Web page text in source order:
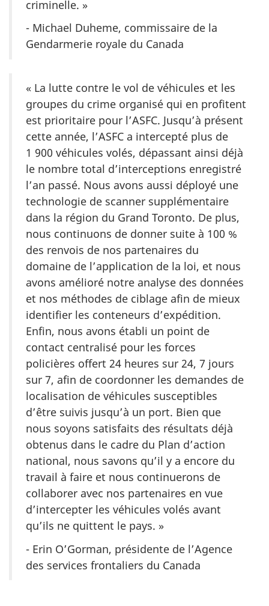
criminelle. »
- Michael Duheme, commissaire de la
Gendarmerie royale du Canada
« La lutte contre le vol de véhicules et les
groupes du crime organisé qui en profitent
est prioritaire pour l’ASFC. Jusqu’à présent
cette année, l’ASFC a intercepté plus de
1 900 véhicules volés, dépassant ainsi déjà
le nombre total d’interceptions enregistré
l’an passé. Nous avons aussi déployé une
technologie de scanner supplémentaire
dans la région du Grand Toronto. De plus,
nous continuons de donner suite à 100 %
des renvois de nos partenaires du
domaine de l’application de la loi, et nous
avons amélioré notre analyse des données
et nos méthodes de ciblage afin de mieux
identifier les conteneurs d’expédition.
Enfin, nous avons établi un point de
contact centralisé pour les forces
policières offert 24 heures sur 24, 7 jours
sur 7, afin de coordonner les demandes de
localisation de véhicules susceptibles
d’être suivis jusqu’à un port. Bien que
nous soyons satisfaits des résultats déjà
obtenus dans le cadre du Plan d’action
national, nous savons qu’il y a encore du
travail à faire et nous continuerons de
collaborer avec nos partenaires en vue
d’intercepter les véhicules volés avant
qu’ils ne quittent le pays. »
- Erin O’Gorman, présidente de l’Agence
des services frontaliers du Canada